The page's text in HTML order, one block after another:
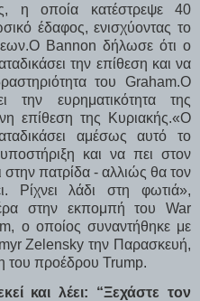
η οποία κατέστρεψε 40
έδαφος, ενισχύοντας το
Bannon δήλωσε ότι ο
την επίθεση και να
του Graham.Ο
την ευρηματικότητα της
επίθεση της Κυριακής.«Ο
αμέσως αυτό το
και να πει στον
πατρίδα - αλλιώς θα τον
Ρίχνει λάδι στη φωτιά»,
στην εκπομπή του War
ο οποίος συναντήθηκε με
Zelensky την Παρασκευή,
του προέδρου Trump.
και λέει: “Ξεχάστε τον